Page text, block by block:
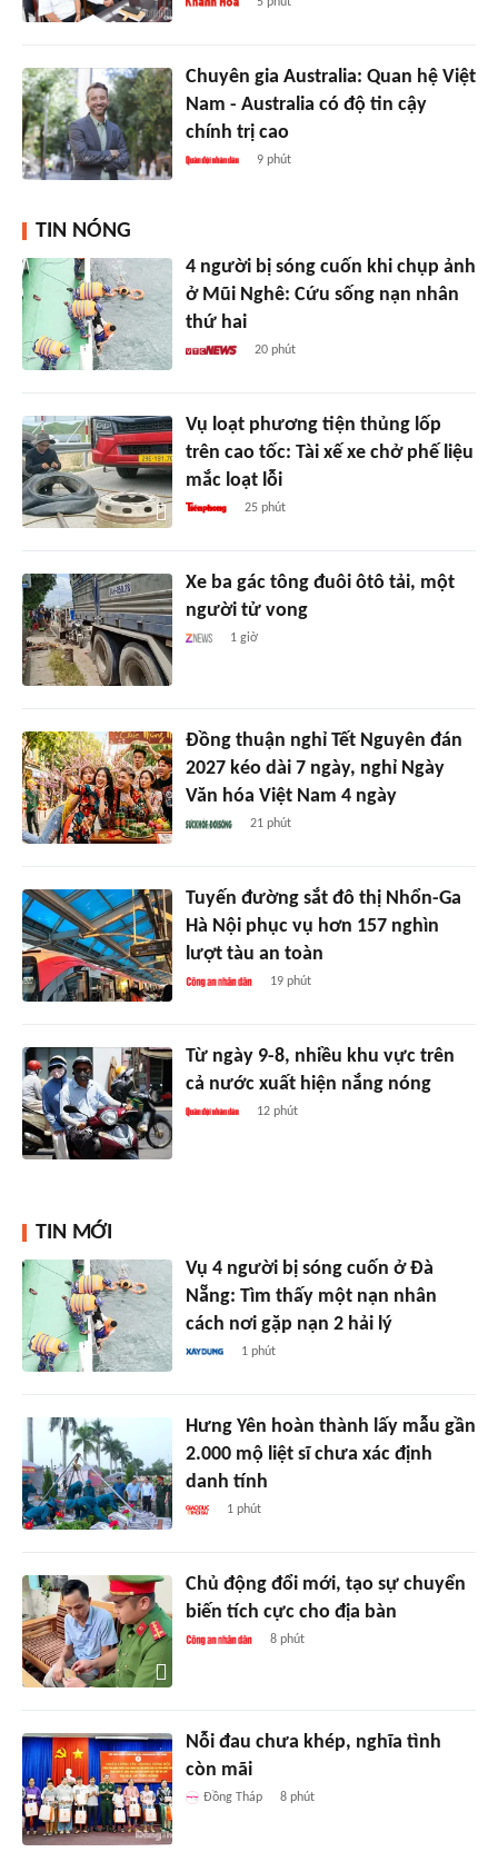
Chuyên gia Australia: Quan hệ Việt
Nam - Australia có độ tin cậy
chính trị cao
9 phút
TIN NÓNG
4 người bị sóng cuốn khi chụp ảnh
ở Mũi Nghê: Cứu sống nạn nhân
thứ hai
20 phút
Vụ loạt phương tiện thủng lốp
trên cao tốc: Tài xế xe chở phế liệu
mắc loạt lỗi
25 phút
Xe ba gác tông đuôi ôtô tải, một
người tử vong
1 giờ
Đồng thuận nghỉ Tết Nguyên đán
2027 kéo dài 7 ngày, nghỉ Ngày
Văn hóa Việt Nam 4 ngày
21 phút
Tuyến đường sắt đô thị Nhổn-Ga
Hà Nội phục vụ hơn 157 nghìn
lượt tàu an toàn
19 phút
Từ ngày 9-8, nhiều khu vực trên
cả nước xuất hiện nắng nóng
12 phút
TIN MỚI
Vụ 4 người bị sóng cuốn ở Đà
Nẵng: Tìm thấy một nạn nhân
cách nơi gặp nạn 2 hải lý
1 phút
Hưng Yên hoàn thành lấy mẫu gần
2.000 mộ liệt sĩ chưa xác định
danh tính
1 phút
Chủ động đổi mới, tạo sự chuyển
biến tích cực cho địa bàn
8 phút
Nỗi đau chưa khép, nghĩa tình
còn mãi
Đồng Tháp 8 phút